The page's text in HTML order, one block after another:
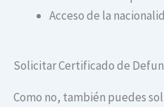
Acceso de la
Solicitar Certificado de
Como no, también puedes